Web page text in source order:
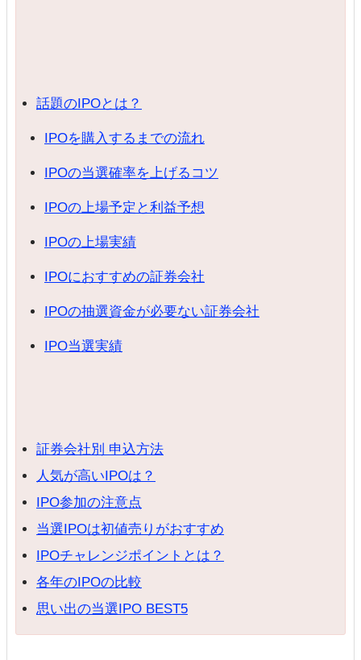
話題のIPOとは？
IPOを購入するまでの流れ
IPOの当選確率を上げるコツ
IPOの上場予定と利益予想
IPOの上場実績
IPOにおすすめの証券会社
IPOの抽選資金が必要ない証券会社
IPO当選実績
証券会社別 申込方法
人気が高いIPOは？
IPO参加の注意点
当選IPOは初値売りがおすすめ
IPOチャレンジポイントとは？
各年のIPOの比較
思い出の当選IPO BEST5